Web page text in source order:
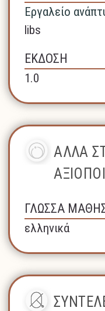
Εργαλείο
libs
ΕΚΔΟΣΗ
1.0
ΑΛΛΑ
ΓΛΩΣΣΑ
ελληνικά